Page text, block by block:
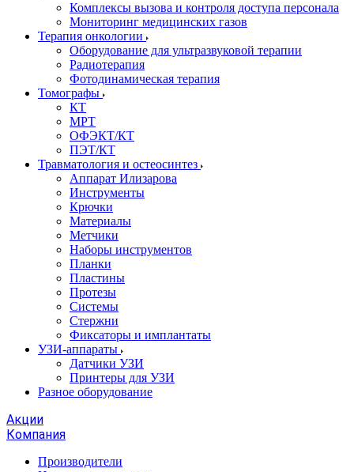
Комплексы вызова и контроля доступа персонала
Мониторинг медицинских газов
Терапия онкологии
Оборудование для ультразвуковой терапии
Радиотерапия
Фотодинамическая терапия
Томографы
КТ
МРТ
ОФЭКТ/КТ
ПЭТ/КТ
Травматология и остеосинтез
Аппарат Илизарова
Инструменты
Крючки
Материалы
Метчики
Наборы инструментов
Планки
Пластины
Протезы
Системы
Стержни
Фиксаторы и имплантаты
УЗИ-аппараты
Датчики УЗИ
Принтеры для УЗИ
Разное оборудование
Акции
Компания
Производители